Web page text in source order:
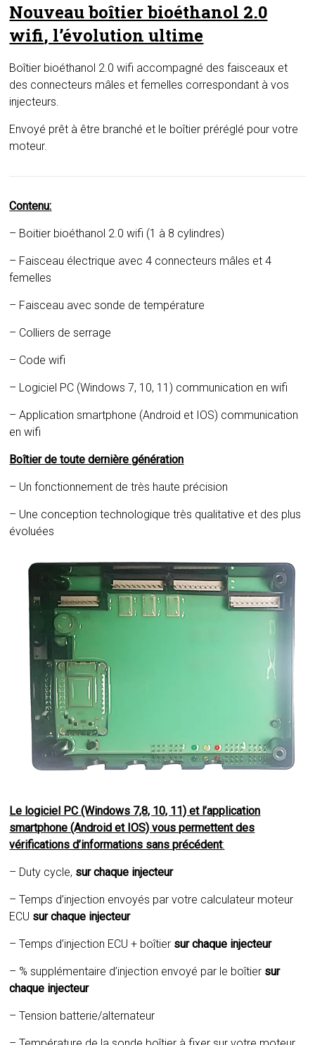
moteur
Nouveau boîtier bioéthanol 2.0
wifi, l’évolution ultime
Boîtier bioéthanol 2.0 wifi accompagné des faisceaux et
des connecteurs mâles et femelles correspondant à vos
injecteurs.
Envoyé prêt à être branché et le boîtier préréglé pour votre
moteur.
Contenu:
– Boitier bioéthanol 2.0 wifi (1 à 8 cylindres)
– Faisceau électrique avec 4 connecteurs mâles et 4
femelles
– Faisceau avec sonde de température
– Colliers de serrage
– Code wifi
– Logiciel PC (Windows 7, 10, 11) communication en wifi
– Application smartphone (Android et IOS) communication
en wifi
Boîtier de toute dernière génération
– Un fonctionnement de très haute précision
– Une conception technologique très qualitative et des plus
évoluées
Le logiciel PC (Windows 7,8, 10, 11) et l’application
smartphone (Android et IOS) vous permettent des
vérifications d’informations sans précédent:
– Duty cycle, sur chaque injecteur
– Temps d’injection envoyés par votre calculateur moteur
ECU sur chaque injecteur
– Temps d’injection ECU + boîtier sur chaque injecteur
– % supplémentaire d’injection envoyé par le boîtier sur
chaque injecteur
– Tension batterie/alternateur